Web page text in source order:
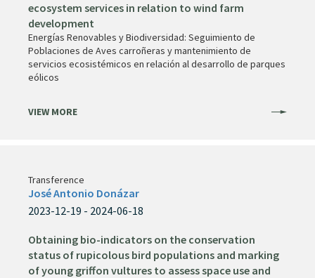
ecosystem services in relation to wind farm
development
Energías Renovables y Biodiversidad: Seguimiento de
Poblaciones de Aves carroñeras y mantenimiento de
servicios ecosistémicos en relación al desarrollo de parques
eólicos
VIEW MORE
Transference
José Antonio Donázar
2023-12-19 - 2024-06-18
Obtaining bio-indicators on the conservation
status of rupicolous bird populations and marking
of young griffon vultures to assess space use and